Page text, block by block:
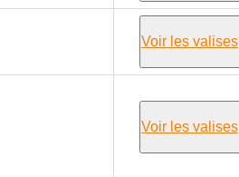
Voir les valises
Voir les valises